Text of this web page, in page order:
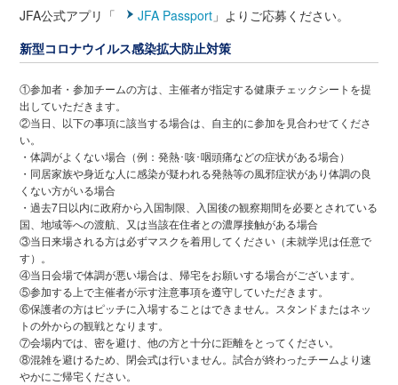
JFA公式アプリ「 JFA Passport 」よりご応募ください。
新型コロナウイルス感染拡大防止対策
①参加者・参加チームの方は、主催者が指定する健康チェックシートを提
出していただきます。
②当日、以下の事項に該当する場合は、自主的に参加を見合わせてくださ
い。
・体調がよくない場合（例：発熱･咳･咽頭痛などの症状がある場合）
・同居家族や身近な人に感染が疑われる発熱等の風邪症状があり体調の良
くない方がいる場合
・過去7日以内に政府から入国制限、入国後の観察期間を必要とされている
国、地域等への渡航、又は当該在住者との濃厚接触がある場合
③当日来場される方は必ずマスクを着用してください（未就学児は任意で
す）。
④当日会場で体調が悪い場合は、帰宅をお願いする場合がございます。
⑤参加する上で主催者が示す注意事項を遵守していただきます。
⑥保護者の方はピッチに入場することはできません。スタンドまたはネッ
トの外からの観戦となります。
⑦会場内では、密を避け、他の方と十分に距離をとってください。
⑧混雑を避けるため、閉会式は行いません。試合が終わったチームより速
やかにご帰宅ください。